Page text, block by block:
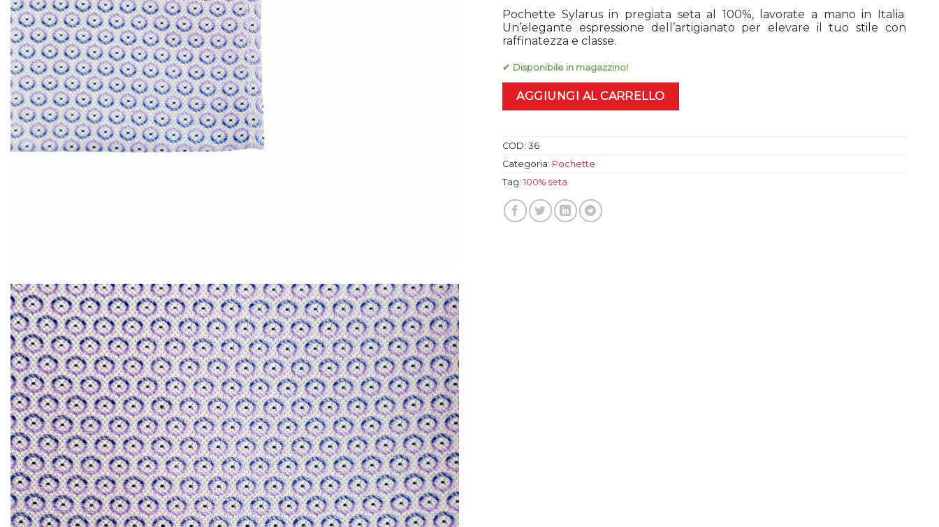
Pochette Sylarus in pregiata seta al 100%, lavorate a mano in Italia.
Un’elegante espressione dell’artigianato per elevare il tuo stile con
raffinatezza e classe.
✔ Disponibile in magazzino!
AGGIUNGI AL CARRELLO
COD:36
Categoria: Pochette
Tag:100% seta